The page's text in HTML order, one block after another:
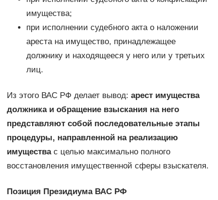
имущества;
при исполнении судебного акта о наложении
ареста на имущество, принадлежащее
должнику и находящееся у него или у третьих
лиц.
Из этого ВАС РФ делает вывод: арест имущества
должника и обращение взыскания на него
представляют собой последовательные этапы
процедуры, направленной на реализацию
имуществас целью максимально полного
восстановления имущественной сферы взыскателя.
Позиция Президиума ВАС РФ